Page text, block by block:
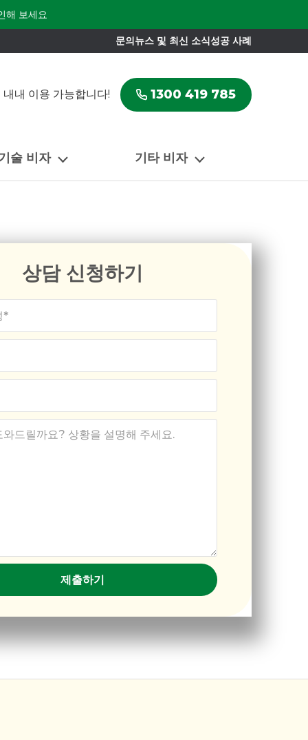
해 보세요
문의뉴스 및 최신 소식성공 사례
내 이용 가능합니다! 1300 419 785
술 비자 기타 비자
상담 신청하기